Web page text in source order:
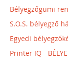
Bélyegzőgumi
S.O.S. bélyegző
Egyedi
Printer IQ -